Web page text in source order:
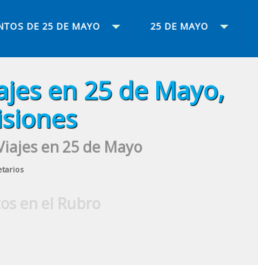
DE 25 DE MAYO 25 DE MAYO
en 25 de Mayo,
en 25 de Mayo
en el Rubro